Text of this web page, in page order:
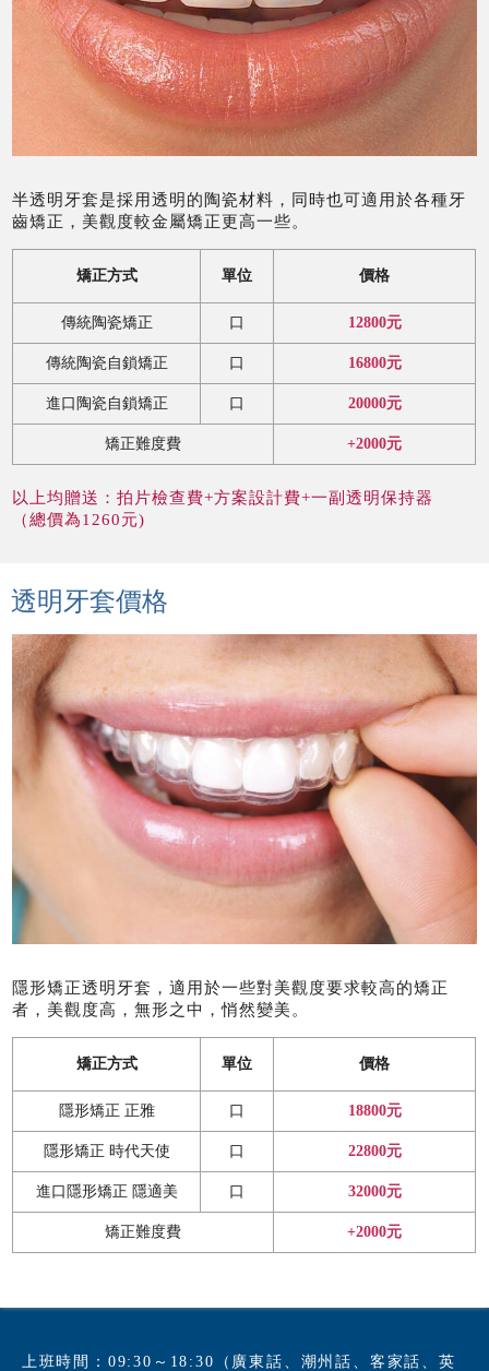
半透明牙套是採用透明的陶瓷材料，同時也可適用於各種牙
齒矯正，美觀度較金屬矯正更高一些。
矯正方式 單位 價格
傳統陶瓷矯正 口 12800元
傳統陶瓷自鎖矯正 口 16800元
進口陶瓷自鎖矯正 口 20000元
矯正難度費 +2000元
以上均贈送：拍片檢查費+方案設計費+一副透明保持器
（總價為1260元)
透明牙套價格
隱形矯正透明牙套，適用於一些對美觀度要求較高的矯正
者，美觀度高，無形之中，悄然變美。
矯正方式 單位 價格
隱形矯正 正雅 口 18800元
隱形矯正 時代天使 口 22800元
進口隱形矯正 隱適美 口 32000元
矯正難度費 +2000元
上班時間：09:30～18:30（廣東話、潮州話、客家話、英